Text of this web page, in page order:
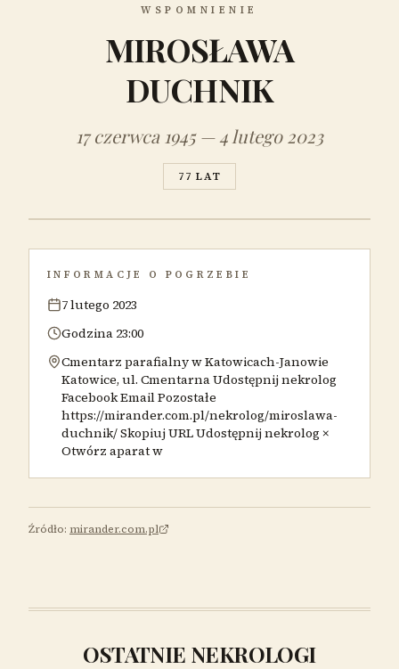
WSPOMNIENIE
MIROSŁAWA
DUCHNIK
17 czerwca 1945 — 4 lutego 2023
77 LAT
INFORMACJE O POGRZEBIE
7 lutego 2023
Godzina 23:00
Cmentarz parafialny w Katowicach-Janowie
Katowice, ul. Cmentarna Udostępnij nekrolog
Facebook Email Pozostałe
https://mirander.com.pl/nekrolog/miroslawa-
duchnik/ Skopiuj URL Udostępnij nekrolog ×
Otwórz aparat w
Źródło: mirander.com.pl
OSTATNIE NEKROLOGI